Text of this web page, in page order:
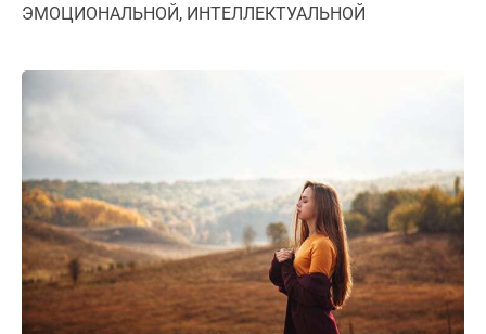
ЭМОЦИОНАЛЬНОЙ, ИНТЕЛЛЕКТУАЛЬНОЙ